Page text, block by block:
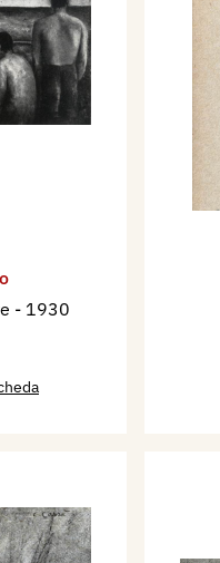
- 1930